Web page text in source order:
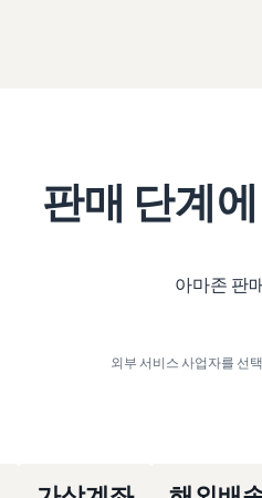
판매 단계
아마존 판
외부 서비스 사업자를 선